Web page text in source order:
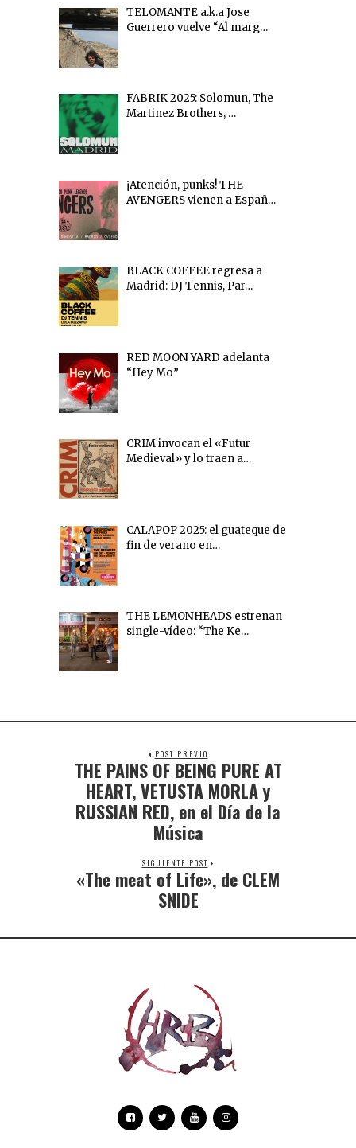
TELOMANTE a.k.a Jose
Guerrero vuelve “Al marg…
FABRIK 2025: Solomun, The
Martinez Brothers, …
¡Atención, punks! THE
AVENGERS vienen a Españ…
BLACK COFFEE regresa a
Madrid: DJ Tennis, Par…
RED MOON YARD adelanta
“Hey Mo”
CRIM invocan el «Futur
Medieval» y lo traen a…
CALAPOP 2025: el guateque de
fin de verano en…
THE LEMONHEADS estrenan
single-vídeo: “The Ke…
POST PREVIO
THE PAINS OF BEING PURE AT
HEART, VETUSTA MORLA y
RUSSIAN RED, en el Día de la
Música
SIGUIENTE POST
«The meat of Life», de CLEM
SNIDE